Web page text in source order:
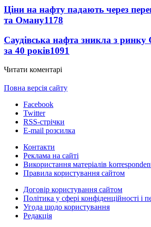
Ціни на нафту падають через
та Оману1178
Саудівська нафта зникла з
за 40 років1091
Читати коментарі
Повна версія сайту
Facebook
Twitter
RSS-стрічки
E-mail розсилка
Контакти
Реклама на сайті
Використання матеріалів
Правила користування сайтом
Договір користування сайтом
Політика у сфері конфіденційності і
Угода щодо користування
Редакція